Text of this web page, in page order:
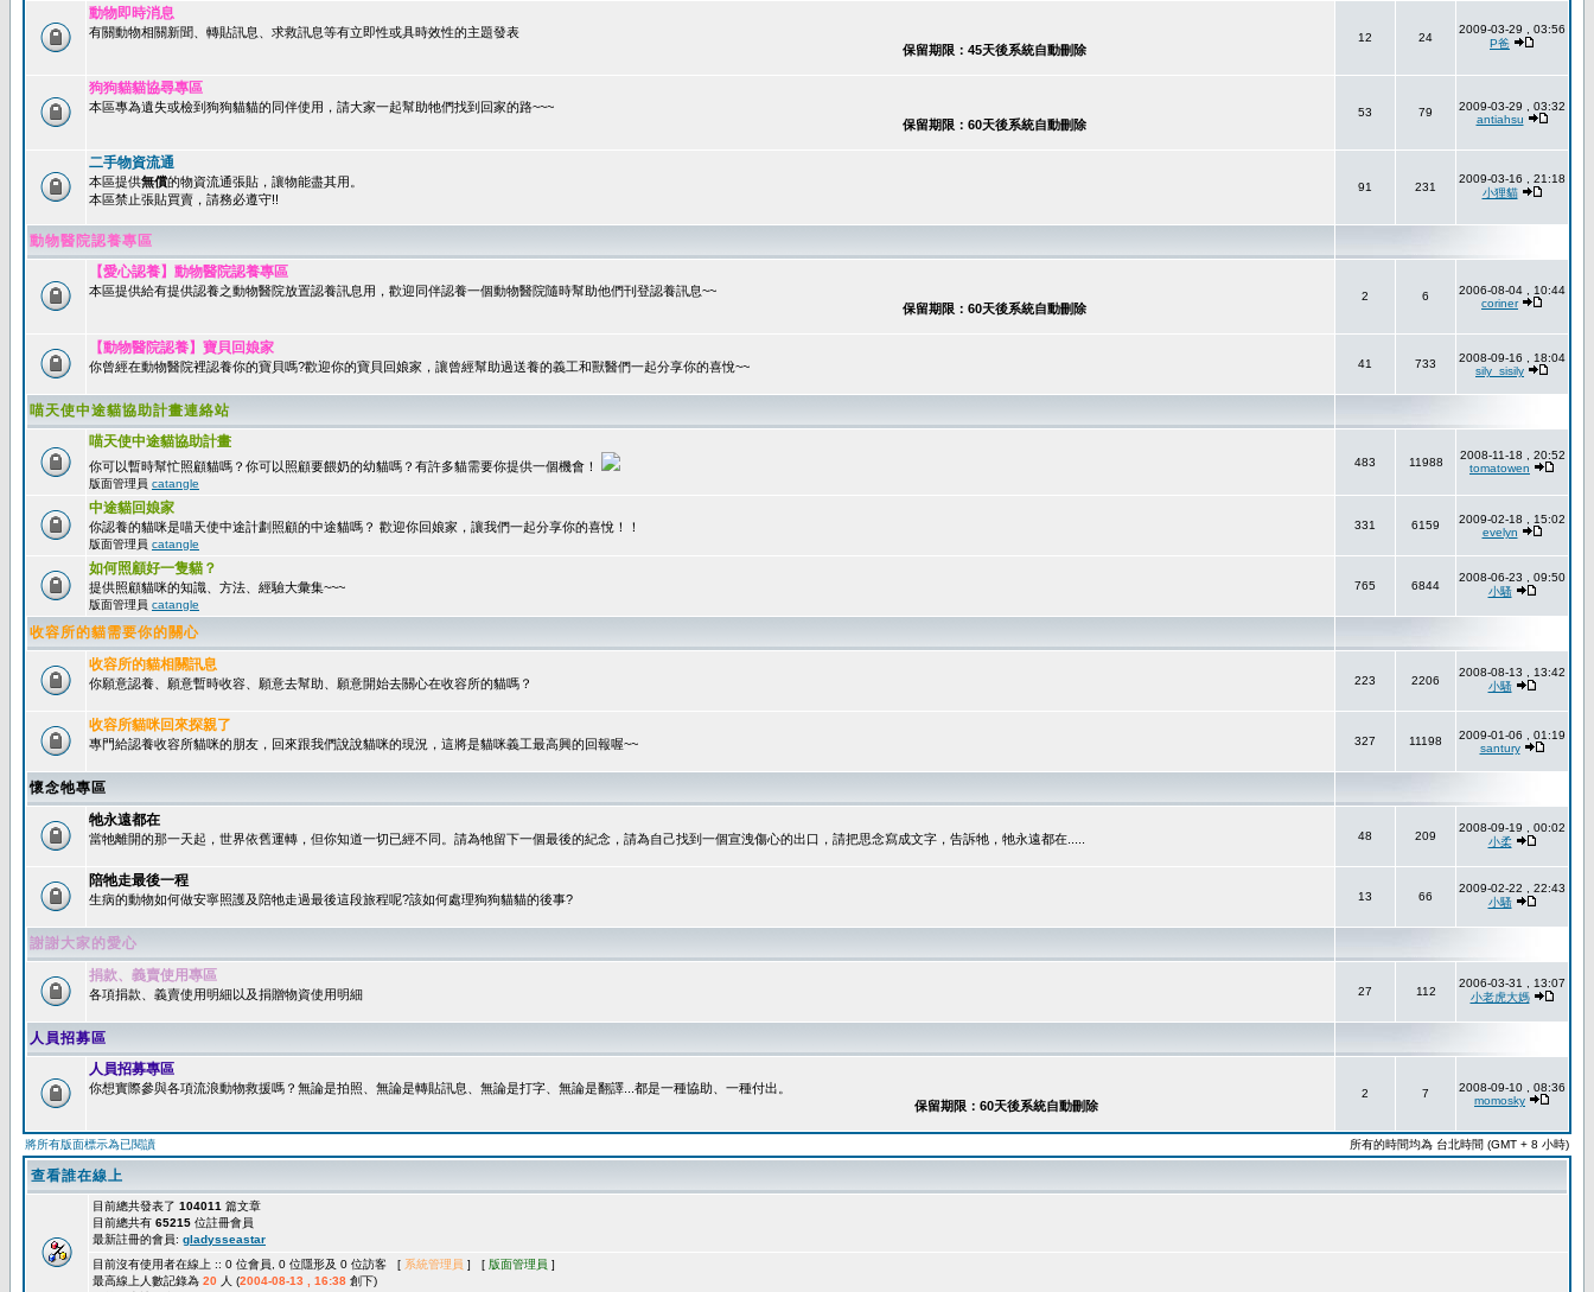
動物即時消息
有關動物相關新聞、轉貼訊息、求救訊息等有立即性或具時效性的主題發表
保留期限：45天後系統自動刪除
12 24
2009-03-29 , 03:56
P爸
狗狗貓貓協尋專區
本區專為遺失或檢到狗狗貓貓的同伴使用，請大家一起幫助牠們找到回家的路~~~
保留期限：60天後系統自動刪除
53 79
2009-03-29 , 03:32
antiahsu
二手物資流通
本區提供無償的物資流通張貼，讓物能盡其用。
本區禁止張貼買賣，請務必遵守!!
91 231
2009-03-16 , 21:18
小狸貓
動物醫院認養專區
【愛心認養】動物醫院認養專區
本區提供給有提供認養之動物醫院放置認養訊息用，歡迎同伴認養一個動物醫院隨時幫助他們刊登認養訊息~~
保留期限：60天後系統自動刪除
2 6
2006-08-04 , 10:44
coriner
【動物醫院認養】寶貝回娘家
你曾經在動物醫院裡認養你的寶貝嗎?歡迎你的寶貝回娘家，讓曾經幫助過送養的義工和獸醫們一起分享你的喜悅~~ 41 733
2008-09-16 , 18:04
sily_sisily
喵天使中途貓協助計畫連絡站
喵天使中途貓協助計畫
你可以暫時幫忙照顧貓嗎？你可以照顧要餵奶的幼貓嗎？有許多貓需要你提供一個機會！
版面管理員 catangle
483 11988
2008-11-18 , 20:52
tomatowen
中途貓回娘家
你認養的貓咪是喵天使中途計劃照顧的中途貓嗎？ 歡迎你回娘家，讓我們一起分享你的喜悅！！
版面管理員 catangle
331 6159
2009-02-18 , 15:02
evelyn
如何照顧好一隻貓？
提供照顧貓咪的知識、方法、經驗大彙集~~~
版面管理員 catangle
765 6844
2008-06-23 , 09:50
小騷
收容所的貓需要你的關心
收容所的貓相關訊息
你願意認養、願意暫時收容、願意去幫助、願意開始去關心在收容所的貓嗎？ 223 2206
2008-08-13 , 13:42
小騷
收容所貓咪回來探親了
專門給認養收容所貓咪的朋友，回來跟我們說說貓咪的現況，這將是貓咪義工最高興的回報喔~~ 327 11198
2009-01-06 , 01:19
santury
懷念牠專區
牠永遠都在
當牠離開的那一天起，世界依舊運轉，但你知道一切已經不同。請為牠留下一個最後的紀念，請為自己找到一個宣洩傷心的出口，請把思念寫成文字，告訴牠，牠永遠都在..... 48 209
2008-09-19 , 00:02
小柔
陪牠走最後一程
生病的動物如何做安寧照護及陪牠走過最後這段旅程呢?該如何處理狗狗貓貓的後事? 13 66
2009-02-22 , 22:43
小騷
謝謝大家的愛心
捐款、義賣使用專區
各項捐款、義賣使用明細以及捐贈物資使用明細 27 112
2006-03-31 , 13:07
小老虎大媽
人員招募區
人員招募專區
你想實際參與各項流浪動物救援嗎？無論是拍照、無論是轉貼訊息、無論是打字、無論是翻譯...都是一種協助、一種付出。
保留期限：60天後系統自動刪除
2 7
2008-09-10 , 08:36
momosky
將所有版面標示為已閱讀 所有的時間均為 台北時間 (GMT + 8 小時)
查看誰在線上
目前總共發表了 104011 篇文章
目前總共有 65215 位註冊會員
最新註冊的會員: gladysseastar
目前沒有使用者在線上 :: 0 位會員, 0 位隱形及 0 位訪客 [ 系統管理員 ] [ 版面管理員 ]
最高線上人數記錄為 20 人 (2004-08-13 , 16:38 創下)